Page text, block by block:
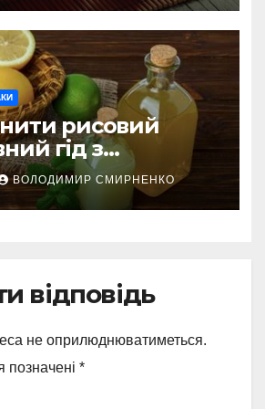
рисовий
гід з
ВОЛОДИМИР СМИРНЕНКО
відповідь
не оприлюднюватиметься.
позначені *